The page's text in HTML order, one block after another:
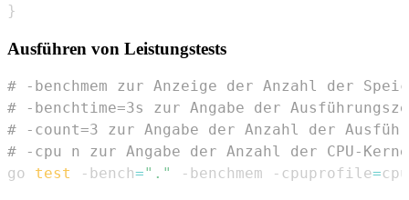
}
Ausführen von Leistungstests
# -benchmem zur Anzeige der Anzahl der
# -benchtime=3s zur Angabe der
# -count=3 zur Angabe der Anzahl der
# -cpu n zur Angabe der Anzahl der CPU-
go test -bench="." -benchmem -cpuprofile=